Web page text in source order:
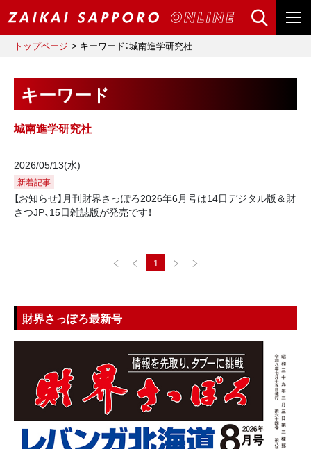
トップページ キーワード：城南進学研究社
キーワード
城南進学研究社
2026/05/13(水)
新着記事
【お知らせ】月刊財界さっぽろ2026年6月号は14日デジタル版＆財
さつJP、15日雑誌版が発売です！
1
財界さっぽろ最新号